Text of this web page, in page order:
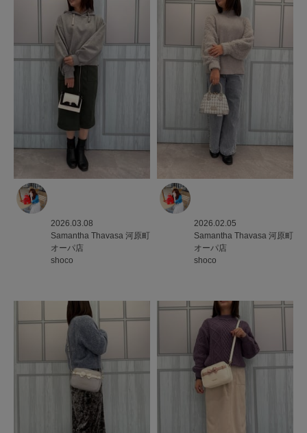
2026.03.08
Samantha Thavasa 河原町
オーパ店
shoco
2026.02.05
Samantha Thavasa 河原町
オーパ店
shoco